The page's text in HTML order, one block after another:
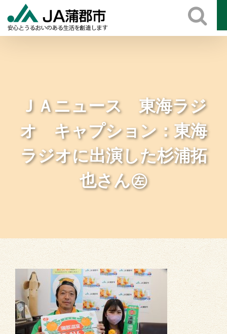
ＪＡニュース 東海ラジ
オ キャプション：東海
ラジオに出演した杉浦拓
也さん㊧